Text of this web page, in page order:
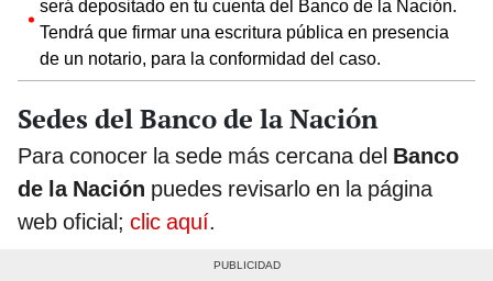
será depositado en tu cuenta del Banco de la Nación.
Tendrá que firmar una escritura pública en presencia
de un notario, para la conformidad del caso.
Sedes del Banco de la Nación
Para conocer la sede más cercana del Banco
de la Nación puedes revisarlo en la página
web oficial; clic aquí.